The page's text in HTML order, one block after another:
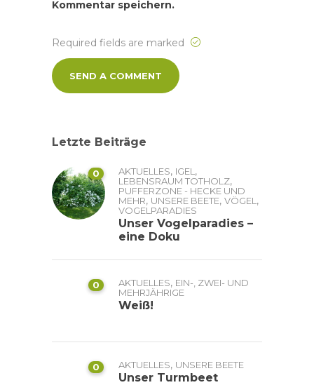
Kommentar speichern.
Required fields are marked
Letzte Beiträge
0 AKTUELLES, IGEL ,
LEBENSRAUM TOTHOLZ,
PUFFERZONE - HECKE UND
MEHR, UNSERE BEETE, VÖGEL ,
VOGELPARADIES
Unser Vogelparadies –
eine Doku
0 AKTUELLES, EIN-, ZWEI- UND
MEHRJÄHRIGE
Weiß!
0 AKTUELLES, UNSERE BEETE
Unser Turmbeet